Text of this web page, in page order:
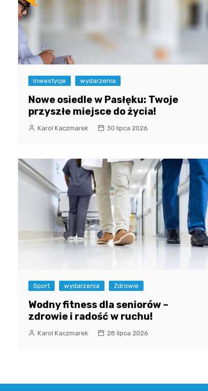
Inwestycje wydarzenia
Nowe osiedle w Pasłęku: Twoje
przyszłe miejsce do życia!
Karol Kaczmarek 30 lipca 2026
Sport wydarzenia Zdrowie
Wodny fitness dla seniorów –
zdrowie i radość w ruchu!
Karol Kaczmarek 28 lipca 2026